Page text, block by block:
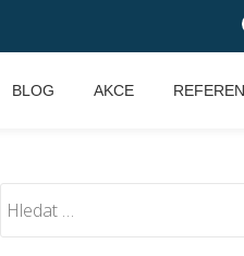
BLOG AKCE